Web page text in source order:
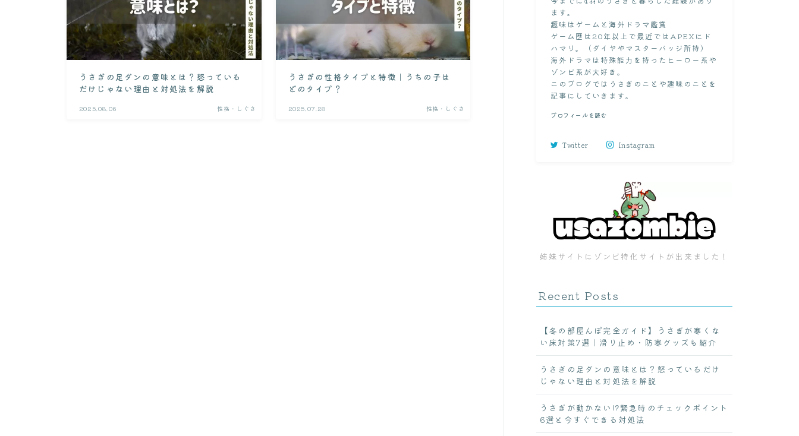
病気・症状
よくある質問集
病院探し
うさぎの足ダンの意味とは？怒っている
だけじゃない理由と対処法を解説
2025.08.06 性格・しぐさ
うさぎの性格タイプと特徴｜うちの子は
どのタイプ？
2025.07.28 性格・しぐさ
ます。
趣味はゲームと海外ドラマ鑑賞
ゲーム歴は20年以上で最近ではAPEXにド
ハマり。（ダイヤやマスターバッジ所持）
海外ドラマは特殊能力を持ったヒーロー系や
ゾンビ系が大好き。
このブログではうさぎのことや趣味のことを
記事にしていきます。
プロフィールを読む
Twitter Instagram
姉妹サイトにゾンビ特化サイトが出来ました！
Recent Posts
【冬の部屋んぽ完全ガイド】うさぎが寒くな
い床対策7選｜滑り止め・防寒グッズも紹介
うさぎの足ダンの意味とは？怒っているだけ
じゃない理由と対処法を解説
うさぎが動かない!?緊急時のチェックポイント
6選と今すぐできる対処法